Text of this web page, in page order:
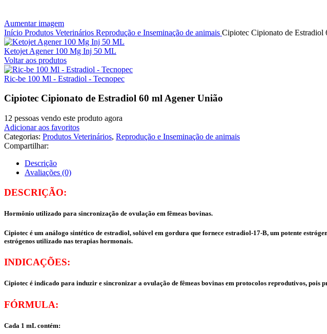
Aumentar imagem
Início Produtos Veterinários Reprodução e Inseminação de animais Cipiotec Cipionato de Estradiol
Ketojet Agener 100 Mg Inj 50 ML
Voltar aos produtos
Ric-be 100 Ml - Estradiol - Tecnopec
Cipiotec Cipionato de Estradiol 60 ml Agener União
12 pessoas vendo este produto agora
Adicionar aos favoritos
Categorias: Produtos Veterinários, Reprodução e Inseminação de animais
Compartilhar:
Descrição
Avaliações (0)
DESCRIÇÃO:
Hormônio utilizado para sincronização de ovulação em fêmeas bovinas.
Cipiotec é um análogo sintético de estradiol, solúvel em gordura que fornece estradiol-17-B, um potente
estrógenos utilizado nas terapias hormonais.
INDICAÇÕES:
Cipiotec é indicado para induzir e sincronizar a ovulação de fêmeas bovinas em protocolos reprodutivos,
FÓRMULA:
Cada 1 mL contém: